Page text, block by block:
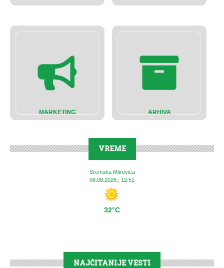
MARKETING ARHIVA
VREME
Sremska Mitrovica
08.08.2026., 12:51
32°C
NAJČITANIJE VESTI